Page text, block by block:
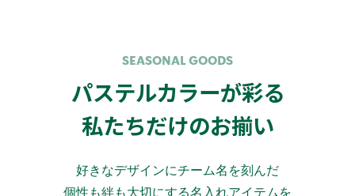
SEASONAL GOODS
パステルカラーが彩る
私たちだけのお揃い
好きなデザインにチーム名を刻んだ
個性も絆も大切にする名入れアイテムを